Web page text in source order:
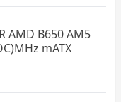
AMD B650 AM5
mATX